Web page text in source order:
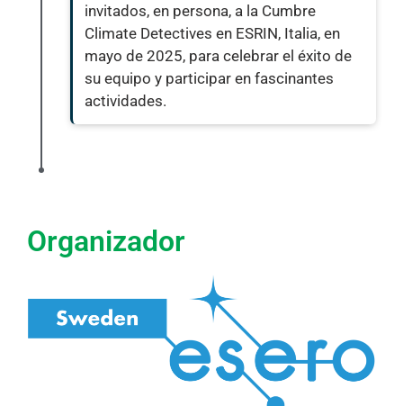
invitados, en persona, a la Cumbre
Climate Detectives en ESRIN, Italia, en
mayo de 2025, para celebrar el éxito de
su equipo y participar en fascinantes
actividades.
Organizador